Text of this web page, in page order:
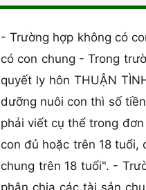
- Trường hợp không có
có con chung - Trong
quyết ly hôn THUẬN
dưỡng nuôi con thì số
phải viết cụ thể trong
con đủ hoặc trên 18 tuổi,
chung trên 18 tuổi". -
phân chia các tài sản